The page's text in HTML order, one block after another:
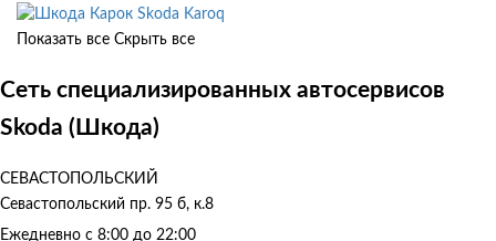
Skoda Karoq
Показать все Скрыть все
Сеть специализированных автосервисов
Skoda (Шкода)
СЕВАСТОПОЛЬСКИЙ
Севастопольский пр. 95 б, к.8
Ежедневно с 8:00 до 22:00